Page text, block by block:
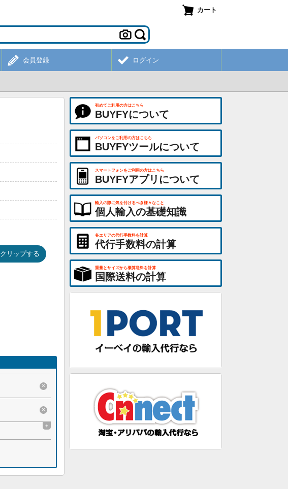
カート
会員登録 ログイン
クリップする
×
×
+
初めてご利用の方はこちら
BUYFYについて
パソコンをご利用の方はこちら
BUYFYツールについて
スマートフォンをご利用の方はこちら
BUYFYアプリについて
輸入の際に気を付けるべき様々なこと
個人輸入の基礎知識
各エリアの代行手数料を計算
代行手数料の計算
重量とサイズから概算送料を計算
国際送料の計算